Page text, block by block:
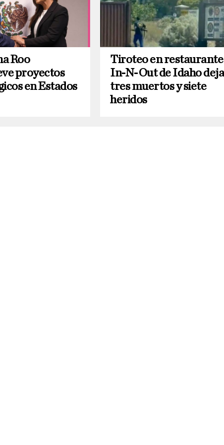
Roo
proyectos
en Estados
Tiroteo en restaurante
In-N-Out de Idaho deja
tres muertos y siete
heridos